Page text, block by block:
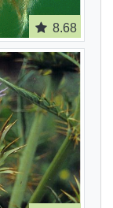
8.68